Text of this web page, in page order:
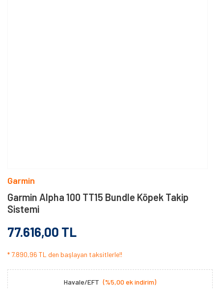
Garmin
Garmin Alpha 100 TT15 Bundle Köpek Takip
Sistemi
77.616,00 TL
* 7.890,96 TL den başlayan taksitlerle!!
Havale/EFT (%5,00 ek indirim)